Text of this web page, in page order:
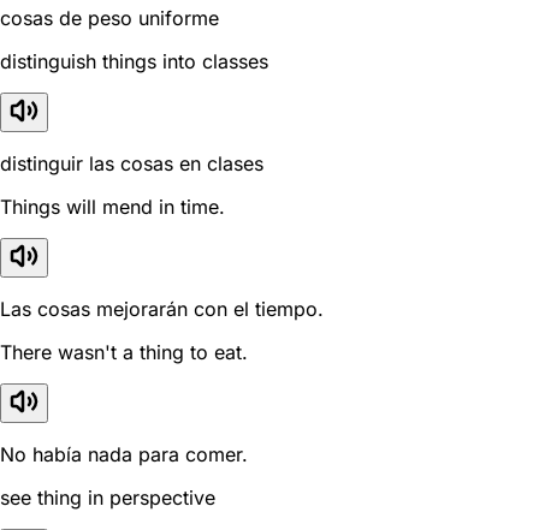
cosas de peso uniforme
distinguish things into classes
distinguir las cosas en clases
Things will mend in time.
Las cosas mejorarán con el tiempo.
There wasn't a thing to eat.
No había nada para comer.
see thing in perspective